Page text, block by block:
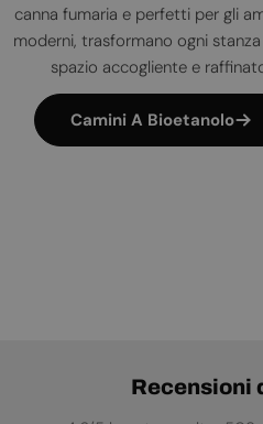
canna fumaria e perfetti per gli
moderni, trasformano ogni
spazio accogliente e
Camini A Bioetanolo
Recensioni